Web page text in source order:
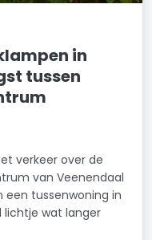
in
tussen
verkeer over de
van Veenendaal
tussenwoning in
lichtje wat langer